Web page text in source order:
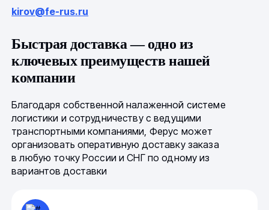
kirov@fe-rus.ru
Быстрая доставка — одно из
ключевых преимуществ нашей
компании
Благодаря собственной налаженной системе
логистики и сотрудничеству с ведущими
транспортными компаниями, Ферус может
организовать оперативную доставку заказа
в любую точку России и СНГ по одному из
вариантов доставки